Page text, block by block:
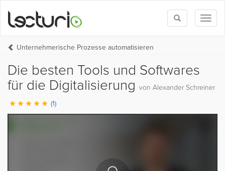
Toggle
search
Unternehmerische Prozesse automatisieren
Die besten Tools und Softwares
für die Digitalisierung von Alexander Schreiner
(1)